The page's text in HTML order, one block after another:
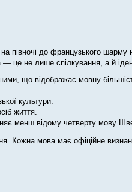
півночі до французького шарму
це не лише спілкування, а й
що відображає мовну
культури.
життя.
менш відому четверту мову
Кожна мова має офіційне